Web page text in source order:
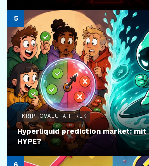
KRIPTOVALUTA HÍREK
Hyperliquid prediction market: mit
HYPE?